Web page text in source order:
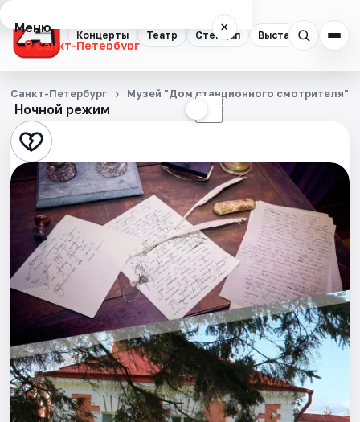
Концерты Театр Стендап Выставки
Меню ×
Санкт-Петербург
Концерты
Театр
Стендап
Выставки
Квесты
Экскурсии
Спорт
События
Города
Ночной режим ☾
Санкт-Петербург Музей "Дом станционного смотрителя"